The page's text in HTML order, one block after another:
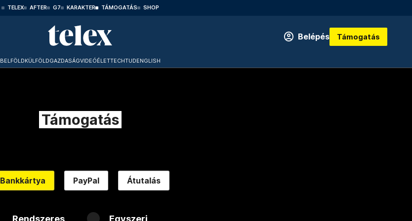
TELEX AFTER G7 KARAKTER TÁMOGATÁS SHOP
Belépés Támogatás
BELFÖLDKÜLFÖLDGAZDASÁGVIDEÓÉLETTECHTUDENGLISH
Támogatás
Bankkártya PayPal Átutalás
Rendszeres Egyszeri